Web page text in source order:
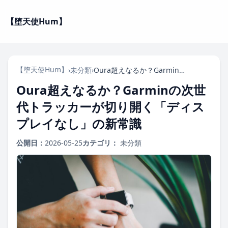
【堕天使Hum】
【堕天使Hum】 ›未分類› Oura超えなるか？Garminの次世代トラッカーが切り開く「ディスプレイなし」の新常識
Oura超えなるか？Garminの次世
代トラッカーが切り開く「ディス
プレイなし」の新常識
公開日： 2026-05-25カテゴリ： 未分類